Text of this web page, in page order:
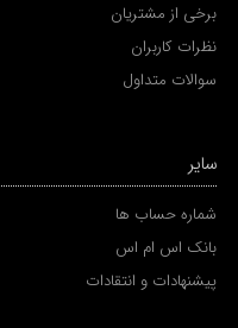
برخی از مشتریان
نظرات کاربران
سوالات متداول
سایر
شماره حساب ها
بانک اس ام اس
پیشنهادات و انتقادات